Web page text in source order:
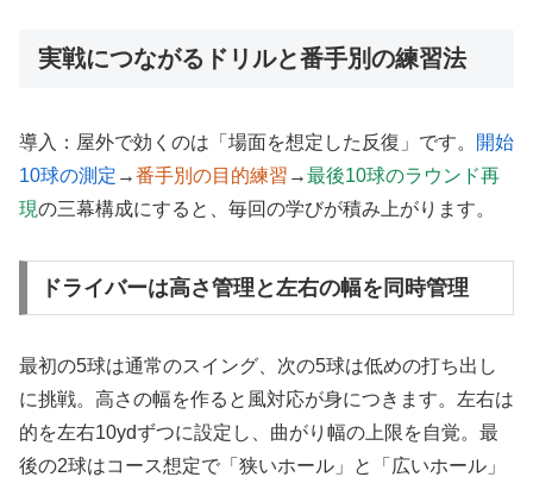
実戦につながるドリルと番手別の練習法
導入：屋外で効くのは「場面を想定した反復」です。
開始
10球の測定 →番手別の目的練習 →最後10球のラウンド再
現の三幕構成にすると、毎回の学びが積み上がります。
ドライバーは高さ管理と左右の幅を同時管理
最初の5球は通常のスイング、次の5球は低めの打ち出し
に挑戦。高さの幅を作ると風対応が身につきます。左右は
的を左右10ydずつに設定し、曲がり幅の上限を自覚。最
後の2球はコース想定で「狭いホール」と「広いホール」